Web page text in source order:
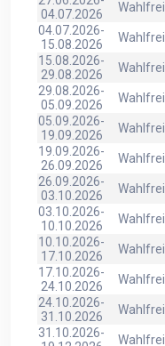
04.07.2026
Wahlfrei
04.07.2026-
15.08.2026
Wahlfrei
15.08.2026-
29.08.2026
Wahlfrei
29.08.2026-
05.09.2026
Wahlfrei
05.09.2026-
19.09.2026
Wahlfrei
19.09.2026-
26.09.2026
Wahlfrei
26.09.2026-
03.10.2026
Wahlfrei
03.10.2026-
10.10.2026
Wahlfrei
10.10.2026-
17.10.2026
Wahlfrei
17.10.2026-
24.10.2026
Wahlfrei
24.10.2026-
31.10.2026
Wahlfrei
31.10.2026-
Wahlfrei